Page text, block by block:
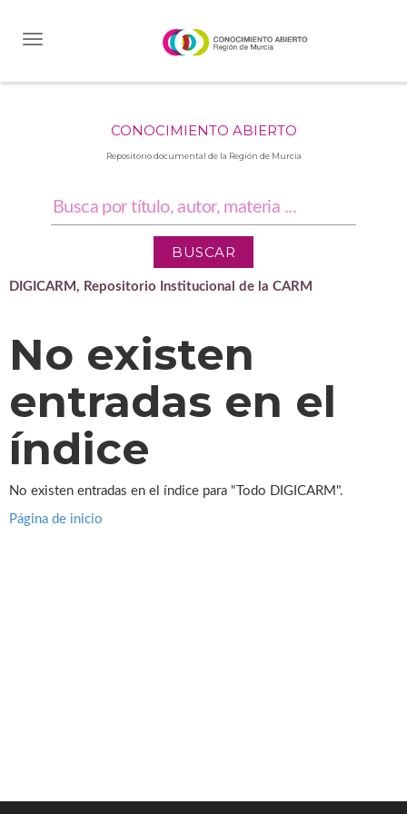
CONOCIMIENTO ABIERTO
Repositorio documental de la Región de Murcia
DIGICARM, Repositorio Institucional de la CARM
No existen
entradas en el
índice
No existen entradas en el índice para "Todo DIGICARM".
Página de inicio